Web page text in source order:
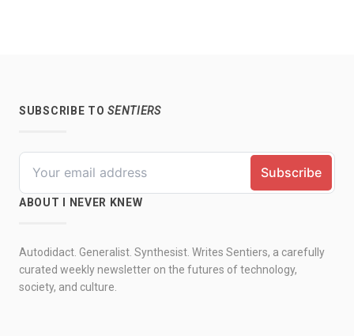
SUBSCRIBE TOSENTIERS
ABOUT I NEVER KNEW
Autodidact. Generalist. Synthesist. Writes Sentiers, a carefully
curated weekly newsletter on the futures of technology,
society, and culture.